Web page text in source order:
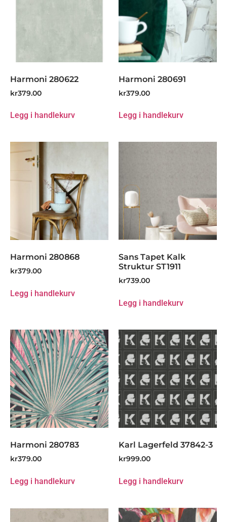
Harmoni 280622
kr379.00
Legg i handlekurv
Harmoni 280691
kr379.00
Legg i handlekurv
Harmoni 280868
kr379.00
Legg i handlekurv
Sans Tapet Kalk
Struktur ST1911
kr739.00
Legg i handlekurv
Harmoni 280783
kr379.00
Legg i handlekurv
Karl Lagerfeld 37842-3
kr999.00
Legg i handlekurv